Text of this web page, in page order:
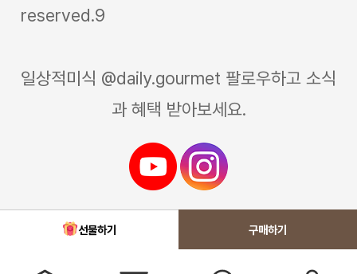
선물하기
reserved.9
일상적미식 @daily.gourmet 팔로우하고 소식
과 혜택 받아보세요.